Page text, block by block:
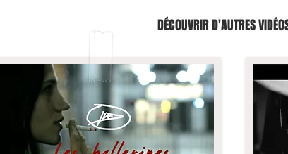
DÉCOUVRIR D'AUTRES